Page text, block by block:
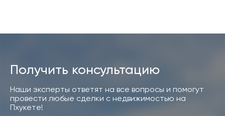
Получить консультацию
Наши эксперты ответят на все вопросы и помогут
провести любые сделки с недвижимостью на
Пхукете!